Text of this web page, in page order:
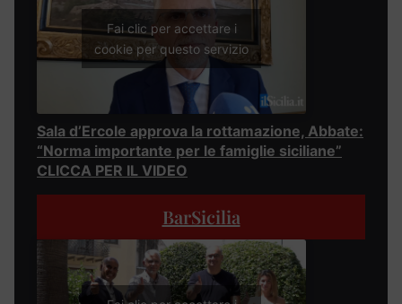
Fai clic per accettare i
cookie per questo servizio
Sala d’Ercole approva la rottamazione, Abbate:
“Norma importante per le famiglie siciliane”
CLICCA PER IL VIDEO
BarSicilia